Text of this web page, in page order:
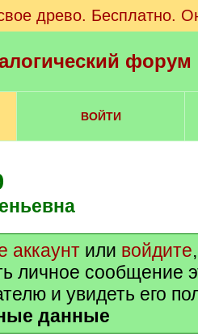
древо. Бесплатно.
ВОЙТИ
аккаунт или войдите
личное сообщение
и увидеть его
данные